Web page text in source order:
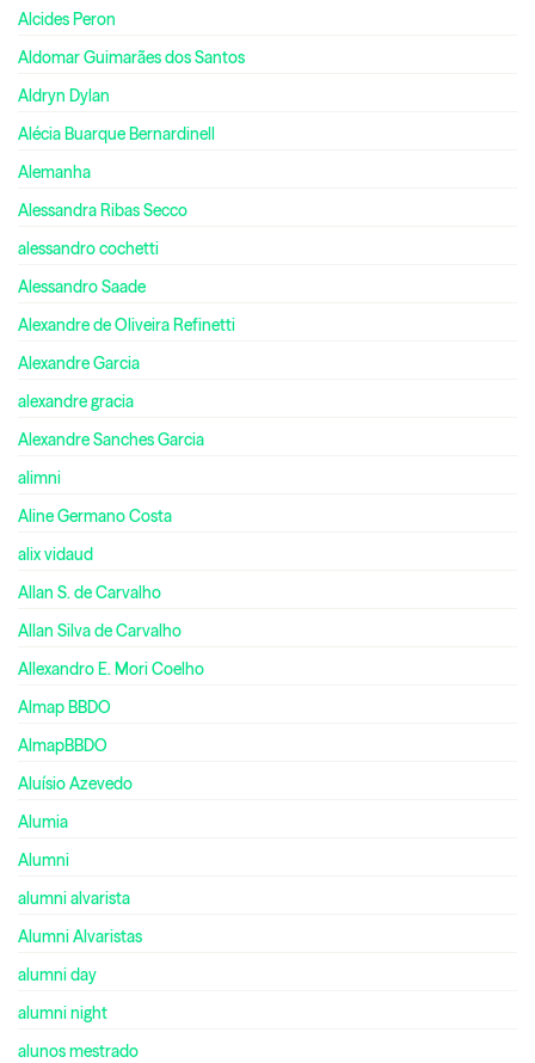
Alcides Peron
Aldomar Guimarães dos Santos
Aldryn Dylan
Alécia Buarque Bernardinell
Alemanha
Alessandra Ribas Secco
alessandro cochetti
Alessandro Saade
Alexandre de Oliveira Refinetti
Alexandre Garcia
alexandre gracia
Alexandre Sanches Garcia
alimni
Aline Germano Costa
alix vidaud
Allan S. de Carvalho
Allan Silva de Carvalho
Allexandro E. Mori Coelho
Almap BBDO
AlmapBBDO
Aluísio Azevedo
Alumia
Alumni
alumni alvarista
Alumni Alvaristas
alumni day
alumni night
alunos mestrado